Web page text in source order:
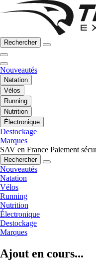
Rechercher
Nouveautés
Natation
Vélos
Running
Nutrition
Électronique
Destockage
Marques
SAV en France Paiement
Rechercher
Nouveautés
Natation
Vélos
Running
Nutrition
Électronique
Destockage
Marques
Ajout en cours...